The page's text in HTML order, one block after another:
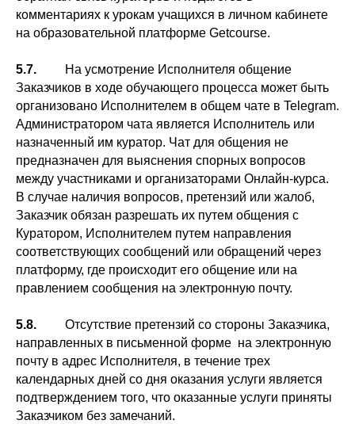
комментариях к урокам учащихся в личном кабинете
на образовательной платформе Getcourse.
5.7.
На усмотрение Исполнителя общение
Заказчиков в ходе обучающего процесса может быть
организовано Исполнителем в общем чате в Telegram.
Администратором чата является Исполнитель или
назначенный им куратор. Чат для общения не
предназначен для выяснения спорных вопросов
между участниками и организаторами Онлайн-курса.
В случае наличия вопросов, претензий или жалоб,
Заказчик обязан разрешать их путем общения с
Куратором, Исполнителем путем направления
соответствующих сообщений или обращений через
платформу, где происходит его общение или на
правлением сообщения на электронную почту.
5.8. Отсутствие претензий со стороны Заказчика,
направленных в письменной форме на электронную
почту в адрес Исполнителя, в течение трех
календарных дней со дня оказания услуги является
подтверждением того, что оказанные услуги приняты
Заказчиком без замечаний.